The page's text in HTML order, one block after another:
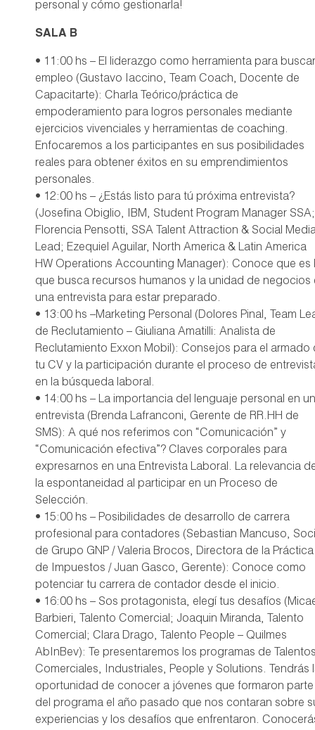
personal y cómo gestionarla!
SALA B
• 11:00 hs – El liderazgo como herramienta para buscar
empleo (Gustavo Iaccino, Team Coach, Docente de
Capacitarte): Charla Teórico/práctica de
empoderamiento para logros personales mediante
ejercicios vivenciales y herramientas de coaching.
Enfocaremos a los participantes en sus posibilidades
reales para obtener éxitos en su emprendimientos
personales.
• 12:00 hs – ¿Estás listo para tú próxima entrevista?
(Josefina Obiglio, IBM, Student Program Manager SSA;
Florencia Pensotti, SSA Talent Attraction & Social
Lead; Ezequiel Aguilar, North America & Latin America
HW Operations Accounting Manager): Conoce que es
que busca recursos humanos y la unidad de negocios
una entrevista para estar preparado.
• 13:00 hs –Marketing Personal (Dolores Pinal, Team
de Reclutamiento – Giuliana Amatilli: Analista de
Reclutamiento Exxon Mobil): Consejos para el armado
tu CV y la participación durante el proceso de
en la búsqueda laboral.
• 14:00 hs – La importancia del lenguaje personal en
entrevista (Brenda Lafranconi, Gerente de RR.HH de
SMS): A qué nos referimos con “Comunicación” y
“Comunicación efectiva”? Claves corporales para
expresarnos en una Entrevista Laboral. La relevancia
la espontaneidad al participar en un Proceso de
Selección.
• 15:00 hs – Posibilidades de desarrollo de carrera
profesional para contadores (Sebastian Mancuso,
de Grupo GNP / Valeria Brocos, Directora de la Práctica
de Impuestos / Juan Gasco, Gerente): Conoce como
potenciar tu carrera de contador desde el inicio.
• 16:00 hs – Sos protagonista, elegí tus desafíos
Barbieri, Talento Comercial; Joaquin Miranda, Talento
Comercial; Clara Drago, Talento People – Quilmes
AbInBev): Te presentaremos los programas de Talentos
Comerciales, Industriales, People y Solutions. Tendrás
oportunidad de conocer a jóvenes que formaron parte
del programa el año pasado que nos contaran sobre
experiencias y los desafíos que enfrentaron.